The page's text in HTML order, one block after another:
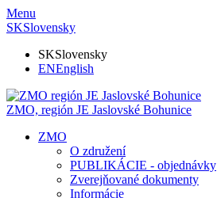
Menu
SKSlovensky
SKSlovensky
ENEnglish
ZMO, región JE Jaslovské Bohunice
ZMO
O združení
PUBLIKÁCIE - objednávky
Zverejňované dokumenty
Informácie